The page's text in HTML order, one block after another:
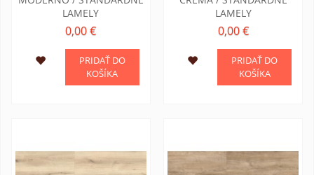
LAMELY
0,00 €
PRIDAŤ DO
KOŠÍKA
LAMELY
0,00 €
PRIDAŤ DO
KOŠÍKA